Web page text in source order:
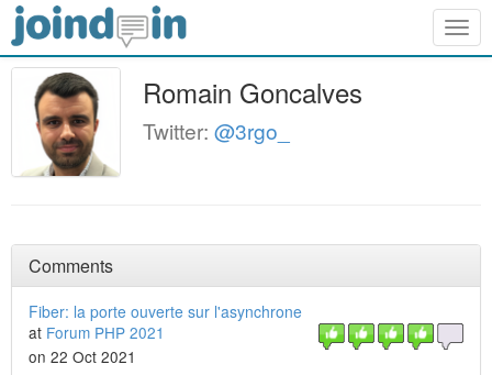
Romain Goncalves
Twitter: @3rgo_
Comments
Fiber: la porte ouverte sur l'asynchrone
at Forum PHP 2021
on 22 Oct 2021